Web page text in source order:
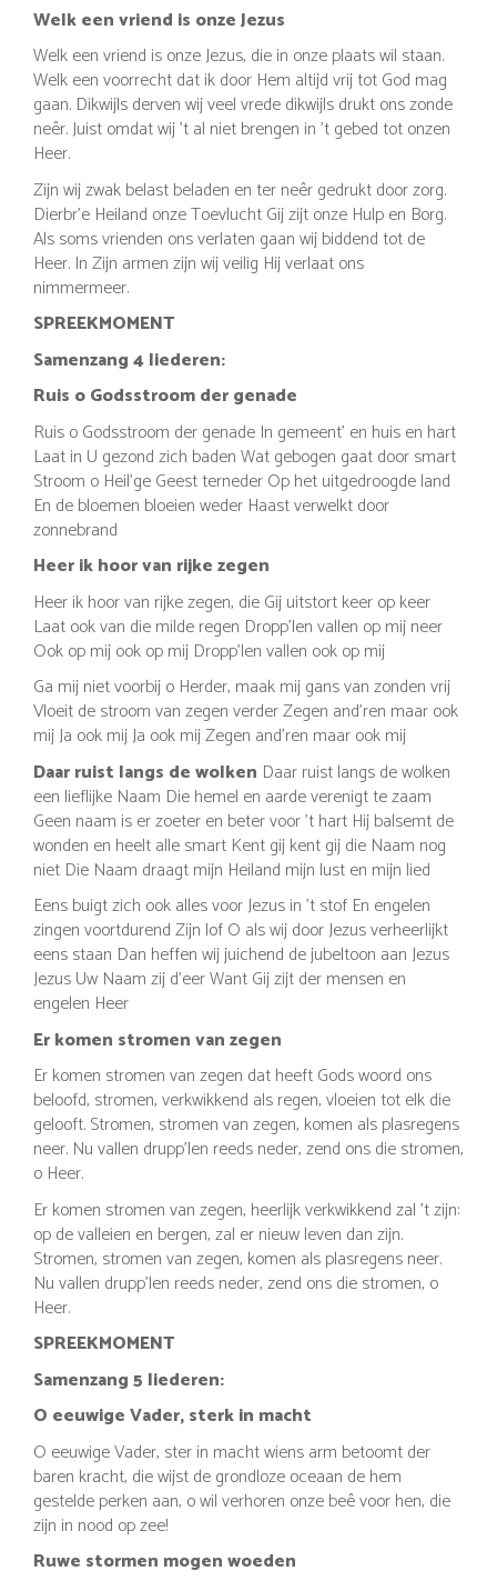
Welk een vriend is onze Jezus
Welk een vriend is onze Jezus, die in onze plaats wil staan.
Welk een voorrecht dat ik door Hem altijd vrij tot God mag
gaan. Dikwijls derven wij veel vrede dikwijls drukt ons zonde
neêr. Juist omdat wij 't al niet brengen in 't gebed tot onzen
Heer.
Zijn wij zwak belast beladen en ter neêr gedrukt door zorg.
Dierbr'e Heiland onze Toevlucht Gij zijt onze Hulp en Borg.
Als soms vrienden ons verlaten gaan wij biddend tot de
Heer. In Zijn armen zijn wij veilig Hij verlaat ons
nimmermeer.
SPREEKMOMENT
Samenzang 4 liederen:
Ruis o Godsstroom der genade
Ruis o Godsstroom der genade In gemeent' en huis en hart
Laat in U gezond zich baden Wat gebogen gaat door smart
Stroom o Heil'ge Geest terneder Op het uitgedroogde land
En de bloemen bloeien weder Haast verwelkt door
zonnebrand
Heer ik hoor van rijke zegen
Heer ik hoor van rijke zegen, die Gij uitstort keer op keer
Laat ook van die milde regen Dropp'len vallen op mij neer
Ook op mij ook op mij Dropp'len vallen ook op mij
Ga mij niet voorbij o Herder, maak mij gans van zonden vrij
Vloeit de stroom van zegen verder Zegen and'ren maar ook
mij Ja ook mij Ja ook mij Zegen and'ren maar ook mij
Daar ruist langs de wolken Daar ruist langs de wolken
een lieflijke Naam Die hemel en aarde verenigt te zaam
Geen naam is er zoeter en beter voor 't hart Hij balsemt de
wonden en heelt alle smart Kent gij kent gij die Naam nog
niet Die Naam draagt mijn Heiland mijn lust en mijn lied
Eens buigt zich ook alles voor Jezus in 't stof En engelen
zingen voortdurend Zijn lof O als wij door Jezus verheerlijkt
eens staan Dan heffen wij juichend de jubeltoon aan Jezus
Jezus Uw Naam zij d'eer Want Gij zijt der mensen en
engelen Heer
Er komen stromen van zegen
Er komen stromen van zegen dat heeft Gods woord ons
beloofd, stromen, verkwikkend als regen, vloeien tot elk die
gelooft. Stromen, stromen van zegen, komen als plasregens
neer. Nu vallen drupp’len reeds neder, zend ons die stromen,
o Heer.
Er komen stromen van zegen, heerlijk verkwikkend zal ’t zijn:
op de valleien en bergen, zal er nieuw leven dan zijn.
Stromen, stromen van zegen, komen als plasregens neer.
Nu vallen drupp’len reeds neder, zend ons die stromen, o
Heer.
SPREEKMOMENT
Samenzang 5 liederen:
O eeuwige Vader, sterk in macht
O eeuwige Vader, ster in macht wiens arm betoomt der
baren kracht, die wijst de grondloze oceaan de hem
gestelde perken aan, o wil verhoren onze beê voor hen, die
zijn in nood op zee!
Ruwe stormen mogen woeden